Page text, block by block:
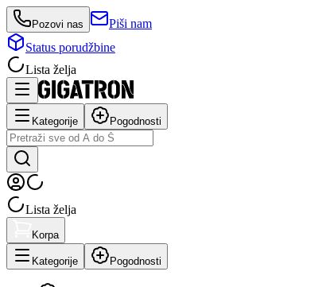
Pozovi nas
Piši nam
Status porudžbine
Lista želja
Kategorije Pogodnosti
Lista želja
Korpa
Kategorije Pogodnosti